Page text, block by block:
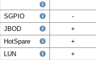
SGPIO
-
JBOD
+
HotSpare
+
LUN
+